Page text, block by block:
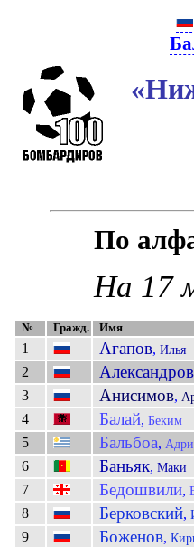
По
На 17
№ Гражд. Имя
1 Агапов, Илья
2
Александров
3
Анисимов,
4
Балай, Беким
5
Бальбоа,
6
Баньяк, Маки
7
Бедошвили,
8
Берковский,
9
Боженов,